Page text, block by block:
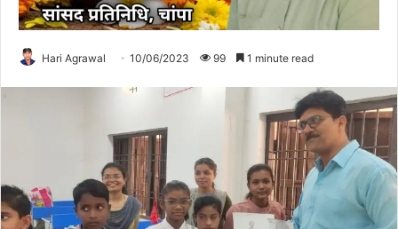
Hari Agrawal 10/06/2023 99 1 minute read